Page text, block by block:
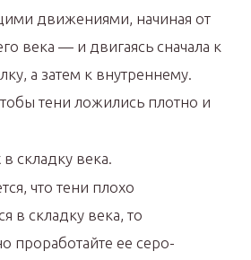
движениями, начиная от
века — и двигаясь сначала к
а затем к внутреннему.
тени ложились плотно и
складку века.
что тени плохо
в складку века, то
проработайте ее серо-